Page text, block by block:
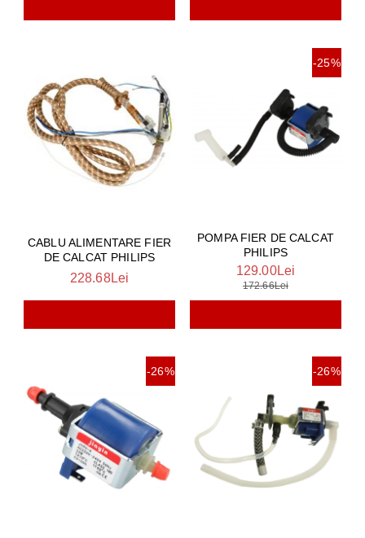
CABLU ALIMENTARE FIER
DE CALCAT PHILIPS
228.68Lei
-25%
POMPA FIER DE CALCAT
PHILIPS
129.00Lei
172.66Lei
-26% -26%